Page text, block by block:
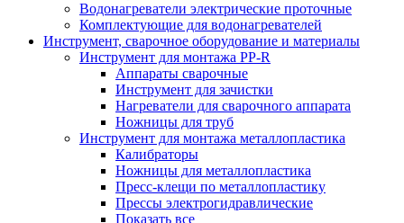
Водонагреватели электрические проточные
Комплектующие для водонагревателей
Инструмент, сварочное оборудование и материалы
Инструмент для монтажа PP-R
Аппараты сварочные
Инструмент для зачистки
Нагреватели для сварочного аппарата
Ножницы для труб
Инструмент для монтажа металлопластика
Калибраторы
Ножницы для металлопластика
Пресс-клещи по металлопластику
Прессы электрогидравлические
Показать все